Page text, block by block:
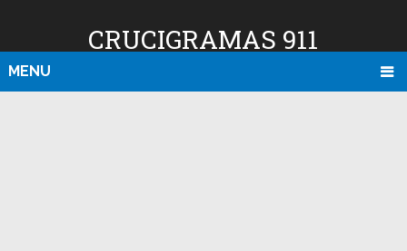
CRUCIGRAMAS 911
MENU